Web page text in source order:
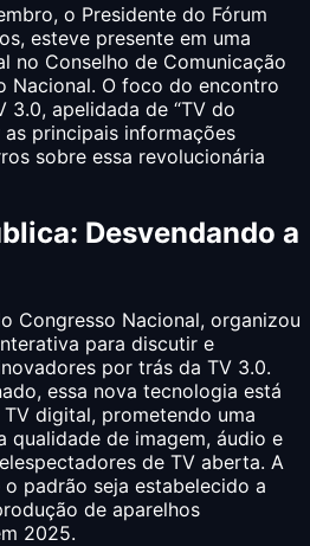
o Presidente do Fórum
esteve presente em uma
no Conselho de Comunicação
Nacional. O foco do encontro
3.0, apelidada de “TV do
as principais informações
sobre essa revolucionária
Desvendando a
Congresso Nacional, organizou
para discutir e
por trás da TV 3.0.
essa nova tecnologia está
digital, prometendo uma
qualidade de imagem, áudio e
de TV aberta. A
padrão seja estabelecido a
de aparelhos
2025.